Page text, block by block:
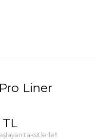
Liner
TL
taksitlerle!!